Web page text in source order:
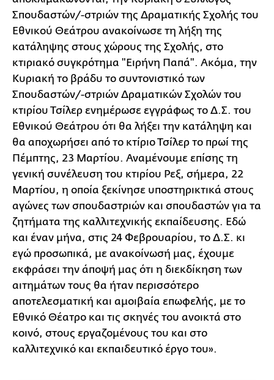
Σπουδαστών/-στριών της Δραματικής Σχολής του
Εθνικού Θεάτρου ανακοίνωσε τη λήξη της
κατάληψης στους χώρους της Σχολής, στο
κτιριακό συγκρότημα "Ειρήνη Παπά". Ακόμα, την
Κυριακή το βράδυ το συντονιστικό των
Σπουδαστών/-στριών Δραματικών Σχολών του
κτιρίου Τσίλερ ενημέρωσε εγγράφως το Δ.Σ. του
Εθνικού Θεάτρου ότι θα λήξει την κατάληψη και
θα αποχωρήσει από το κτίριο Τσίλερ το πρωί της
Πέμπτης, 23 Μαρτίου. Αναμένουμε επίσης τη
γενική συνέλευση του κτιρίου Ρεξ, σήμερα, 22
Μαρτίου, η οποία ξεκίνησε υποστηρικτικά στους
αγώνες των σπουδαστριών και σπουδαστών για τα
ζητήματα της καλλιτεχνικής εκπαίδευσης. Εδώ
και έναν μήνα, στις 24 Φεβρουαρίου, το Δ.Σ. κι
εγώ προσωπικά, με ανακοίνωσή μας, έχουμε
εκφράσει την άποψή μας ότι η διεκδίκηση των
αιτημάτων τους θα ήταν περισσότερο
αποτελεσματική και αμοιβαία επωφελής, με το
Εθνικό Θέατρο και τις σκηνές του ανοικτά στο
κοινό, στους εργαζομένους του και στο
καλλιτεχνικό και εκπαιδευτικό έργο του».